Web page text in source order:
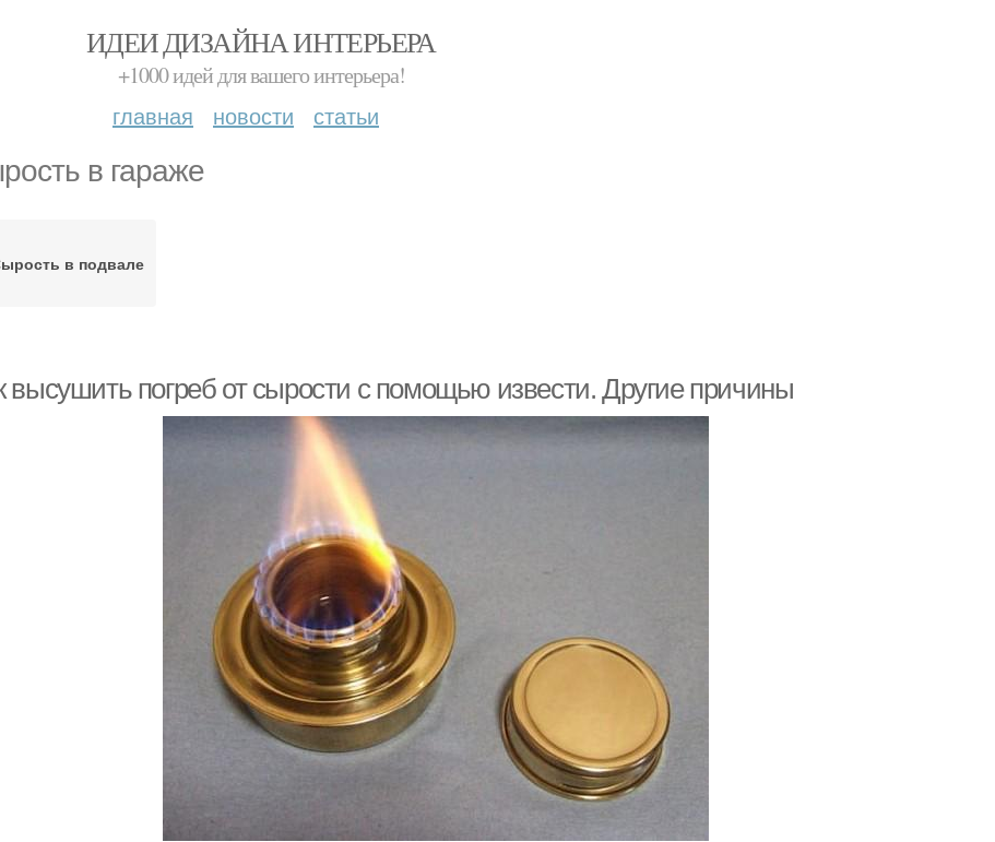
ИДЕИ ДИЗАЙНА ИНТЕРЬЕРА
+1000 идей для вашего интерьера!
главная новости статьи
в гараже
в подвале
высушить погреб от сырости с помощью извести. Другие причины